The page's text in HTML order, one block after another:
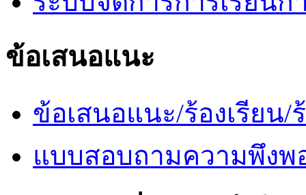
ข้อเสนอแนะ
ข้อเสนอแนะ/ร้องเรียน/
แบบสอบถามความพึงพ